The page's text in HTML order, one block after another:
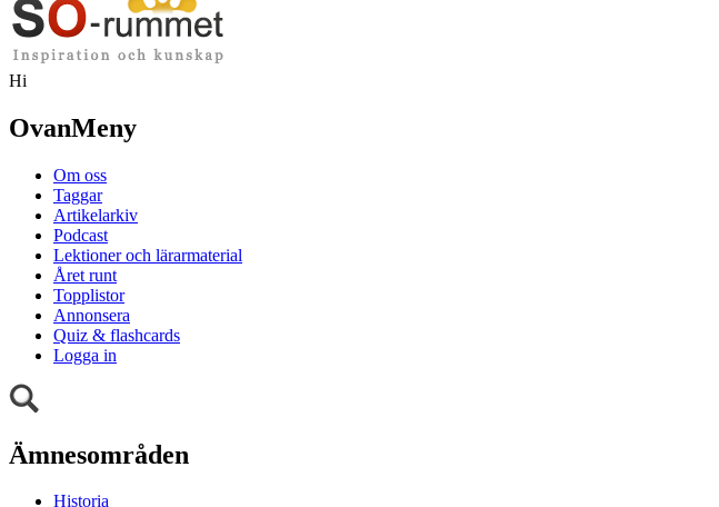
Hi
OvanMeny
Om oss
Taggar
Artikelarkiv
Podcast
Lektioner och lärarmaterial
Året runt
Topplistor
Annonsera
Quiz & flashcards
Logga in
Ämnesområden
Historia